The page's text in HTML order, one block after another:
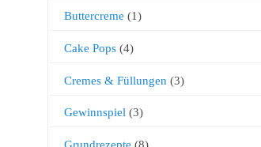
Buttercreme (1)
Cake Pops(4)
Cremes & Füllungen (3)
Gewinnspiel(3)